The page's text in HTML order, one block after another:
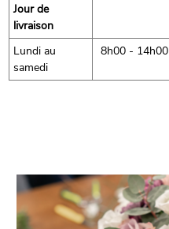
Jour de
livraison
Lundi au
samedi
8h00 - 14h00